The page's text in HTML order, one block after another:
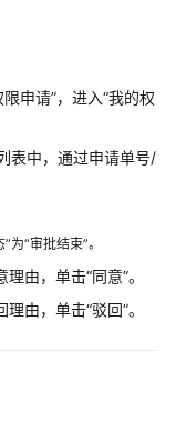
申请”，进入“我的权
表中，通过申请单号/
“审批结束”。
由，单击“同意”。
由，单击“驳回”。